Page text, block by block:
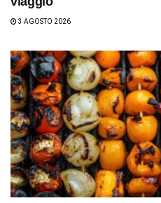
3 AGOSTO 2026